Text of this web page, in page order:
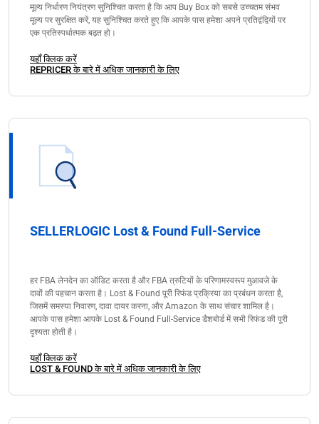
मूल्य निर्धारण नियंत्रण सुनिश्चित करता है कि आप Buy Box को सबसे उच्चतम संभव
मूल्य पर सुरक्षित करें, यह सुनिश्चित करते हुए कि आपके पास हमेशा अपने प्रतिद्वंद्वियों पर
एक प्रतिस्पर्धात्मक बढ़त हो।
यहाँ क्लिक करें
REPRICER के बारे में अधिक जानकारी के लिए
SELLERLOGIC Lost & Found Full-Service
हर FBA लेनदेन का ऑडिट करता है और FBA त्रुटियों के परिणामस्वरूप मुआवजे के
दावों की पहचान करता है। Lost & Found पूरी रिफंड प्रक्रिया का प्रबंधन करता है,
जिसमें समस्या निवारण, दावा दायर करना, और Amazon के साथ संचार शामिल है।
आपके पास हमेशा आपके Lost & Found Full-Service डैशबोर्ड में सभी रिफंड की पूरी
दृश्यता होती है।
यहाँ क्लिक करें
LOST & FOUND के बारे में अधिक जानकारी के लिए